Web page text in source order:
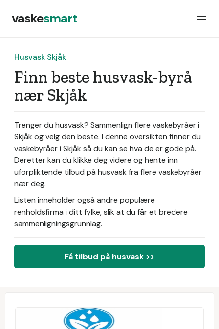
vaskesmart
Husvask Skjåk
Finn beste husvask-byrå
nær Skjåk
Trenger du husvask? Sammenlign flere vaskebyråer i
Skjåk og velg den beste. I denne oversikten finner du
vaskebyråer i Skjåk så du kan se hva de er gode på.
Deretter kan du klikke deg videre og hente inn
uforpliktende tilbud på husvask fra flere vaskebyråer
nær deg.
Listen inneholder også andre populære
renholdsfirma i ditt fylke, slik at du får et bredere
sammenligningsgrunnlag.
Få tilbud på husvask >>